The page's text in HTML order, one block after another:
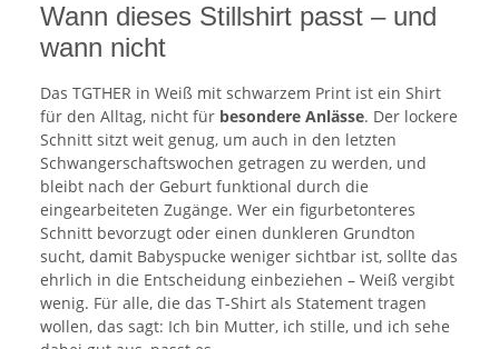
Wann dieses Stillshirt passt – und
wann nicht
Das TGTHER in Weiß mit schwarzem Print ist ein Shirt
für den Alltag, nicht für besondere Anlässe. Der lockere
Schnitt sitzt weit genug, um auch in den letzten
Schwangerschaftswochen getragen zu werden, und
bleibt nach der Geburt funktional durch die
eingearbeiteten Zugänge. Wer ein figurbetonteres
Schnitt bevorzugt oder einen dunkleren Grundton
sucht, damit Babyspucke weniger sichtbar ist, sollte das
ehrlich in die Entscheidung einbeziehen – Weiß vergibt
wenig. Für alle, die das T-Shirt als Statement tragen
wollen, das sagt: Ich bin Mutter, ich stille, und ich sehe